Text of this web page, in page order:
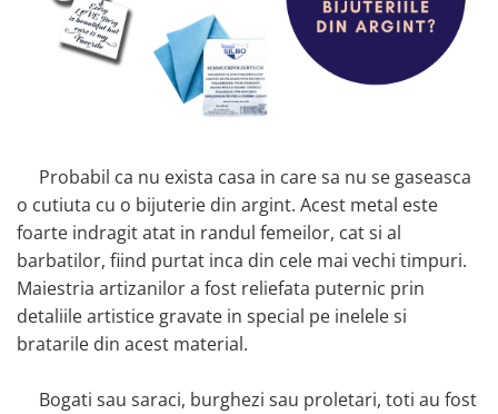
Probabil ca nu exista casa in care sa nu se gaseasca
o cutiuta cu o bijuterie din argint. Acest metal este
foarte indragit atat in randul femeilor, cat si al
barbatilor, fiind purtat inca din cele mai vechi timpuri.
Maiestria artizanilor a fost reliefata puternic prin
detaliile artistice gravate in special pe inelele si
bratarile din acest material.
Bogati sau saraci, burghezi sau proletari, toti au fost